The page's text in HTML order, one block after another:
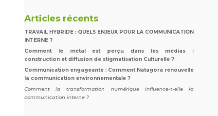
Articles récents
TRAVAIL HYBRIDE : QUELS ENJEUX POUR LA COMMUNICATION
INTERNE ?
Comment le métal est perçu dans les médias :
construction et diffusion de stigmatisation Culturelle ?
Communication engageante : Comment Natagora renouvelle
la communication environnementale ?
Comment la transformation numérique influence-t-elle la
communication interne ?